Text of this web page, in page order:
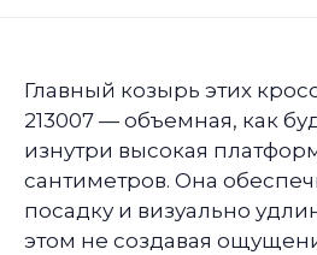
Главный козырь этих
213007 — объемная, как
изнутри высокая
сантиметров. Она
посадку и визуально
этом не создавая